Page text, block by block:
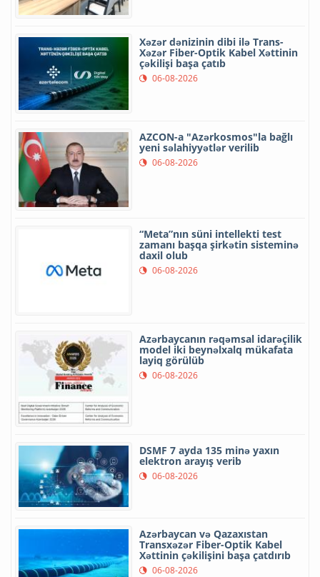
Xəzər dənizinin dibi ilə Trans-
Xəzər Fiber-Optik Kabel Xəttinin
çəkilişi başa çatıb
06-08-2026
AZCON-a "Azərkosmos"la bağlı
yeni səlahiyyətlər verilib
06-08-2026
“Meta”nın süni intellekti test
zamanı başqa şirkətin sisteminə
daxil olub
06-08-2026
Azərbaycanın rəqəmsal idarəçilik
model iki beynəlxalq mükafata
layiq görülüb
06-08-2026
DSMF 7 ayda 135 minə yaxın
elektron arayış verib
06-08-2026
Azərbaycan və Qazaxıstan
Transxəzər Fiber-Optik Kabel
Xəttinin çəkilişini başa çatdırıb
06-08-2026